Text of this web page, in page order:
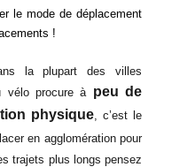
le mode de déplacement
!
la plupart des villes
vélo procure à peu de
physique , c’est le
en agglomération pour
trajets plus longs pensez